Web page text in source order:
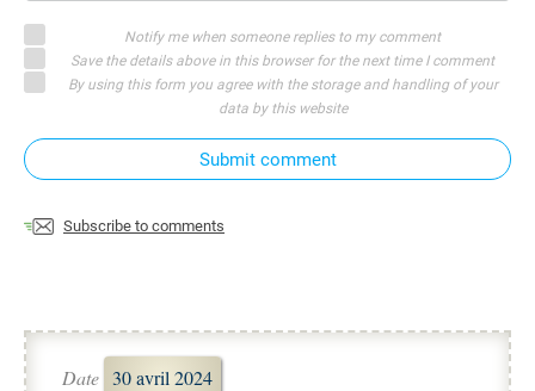
Notify me when someone replies to my comment
Save the details above in this browser for the next time I comment
By using this form you agree with the storage and handling of your
data by this website
Submit comment
Subscribe to comments
Date 30 avril 2024